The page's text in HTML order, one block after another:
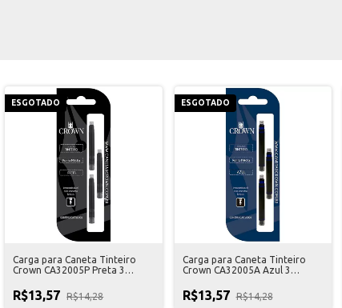
ESGOTADO
Carga para Caneta Tinteiro
Crown CA32005P Preta 3
R$13,57 R$14,28
ESGOTADO
Carga para Caneta Tinteiro
Crown CA32005A Azul 3
R$13,57 R$14,28